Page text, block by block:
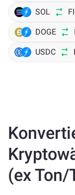
SOL
DOGE
USDC
(ex Ton/